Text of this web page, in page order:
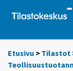
Etusivu > Tilastot